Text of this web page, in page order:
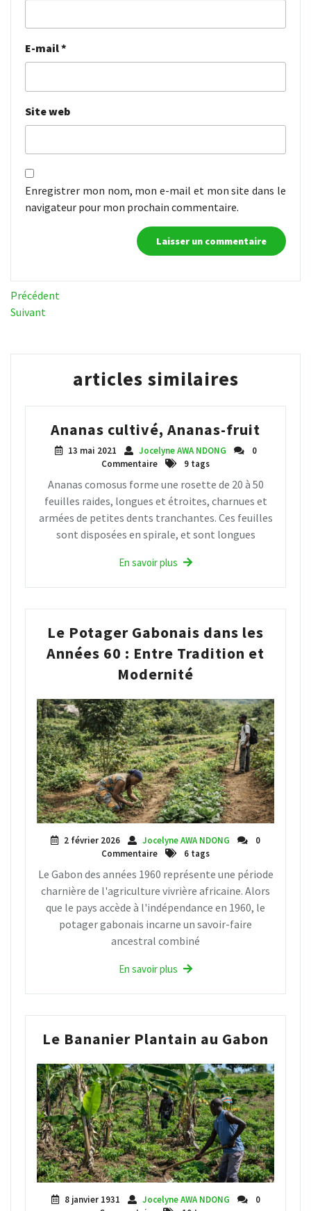
E-mail*
Site web
Enregistrer mon nom, mon e-mail et mon site dans le
navigateur pour mon prochain commentaire.
Navigation
de
l’article
Article
précédent
Précédent
Article
Suivant
articles similaires
Ananas cultivé, Ananas-fruit
13 mai 2021 Jocelyne AWA NDONG
0
Commentaire
9 tags
Ananas comosus forme une rosette de 20 à 50
feuilles raides, longues et étroites, charnues et
armées de petites dents tranchantes. Ces feuilles
sont disposées en spirale, et sont longues
En savoir plus
Le Potager Gabonais dans les
Années 60 : Entre Tradition et
Modernité
2 février 2026 Jocelyne AWA NDONG
0
Commentaire
6 tags
Le Gabon des années 1960 représente une période
charnière de l'agriculture vivrière africaine. Alors
que le pays accède à l'indépendance en 1960, le
potager gabonais incarne un savoir-faire
ancestral combiné
En savoir plus
Le Bananier Plantain au Gabon
8 janvier 1931 Jocelyne AWA NDONG
0